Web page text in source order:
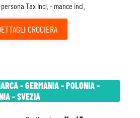
Tax Incl. - mance incl.
CROCIERA
- GERMANIA - POLONIA -
- SVEZIA